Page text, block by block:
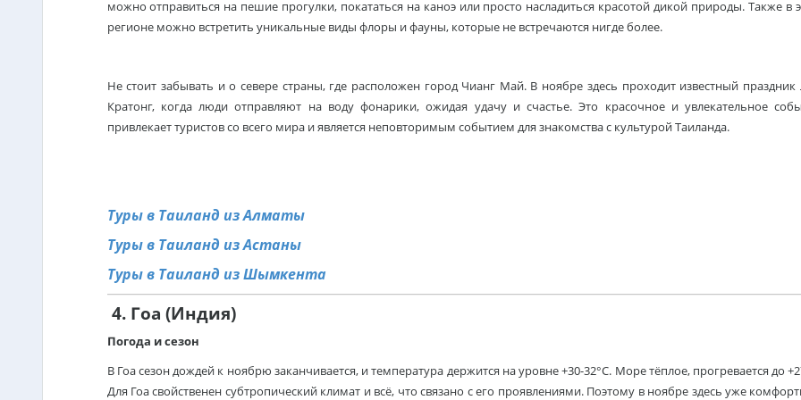
можно отправиться на пешие прогулки, покататься на каноэ или просто насладиться красотой дикой природы. Также в
регионе можно встретить уникальные виды флоры и фауны, которые не встречаются нигде более.
Не стоит забывать и о севере страны, где расположен город Чианг Май. В ноябре здесь проходит известный
Кратонг, когда люди отправляют на воду фонарики, ожидая удачу и счастье. Это красочное и увлекательное
привлекает туристов со всего мира и является неповторимым событием для знакомства с культурой Таиланда.
Туры в Таиланд из Алматы
Туры в Таиланд из Астаны
Туры в Таиланд из Шымкента
4. Гоа (Индия)
Погода и сезон
В Гоа сезон дождей к ноябрю заканчивается, и температура держится на уровне +30-32°C. Море тёплое, прогревается до
Для Гоа свойственен субтропический климат и всё, что связано с его проявлениями. Поэтому в ноябре здесь уже